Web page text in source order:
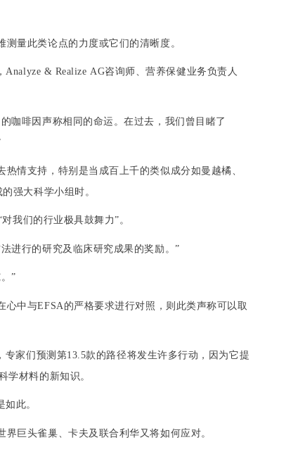
测量此类论点的力度或它们的清晰 度。
Analyze & Realize AG咨询师、营养保健业务负责人
咖啡因声称相同的命运。在过去，我们曾目睹了
热情支持 ，特别是当 成百上千的类似成分如曼越橘
的强大科学小组时。
对我们的行业极具鼓舞力”。
进行的研究及临床研究成果的奖励 。”
”
心中与EFSA 的严格要求进行对照，则此类声称可以取
专家们预测第13.5款的路径将发生许多行动，因为它提
学材料的新知识。
此。
界巨头雀巢 、卡夫及联合利华又将如何应对。